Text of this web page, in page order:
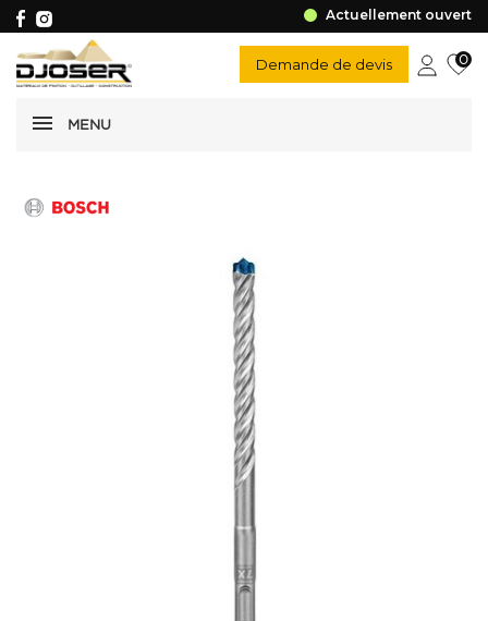
Actuellement ouvert
MENU
Demande de devis 0